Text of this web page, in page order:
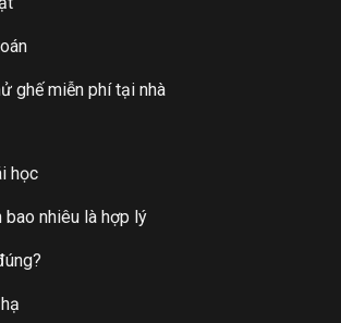
ghế miễn phí tại nhà
học
bao nhiêu là hợp lý